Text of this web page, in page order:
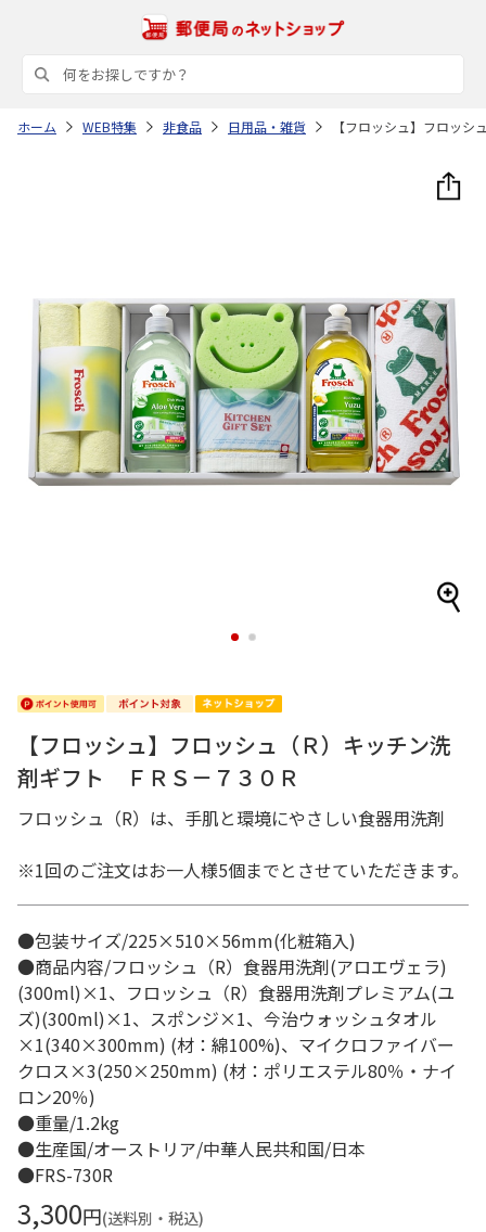
ホーム WEB特集 非食品 日用品・雑貨 【フロッシュ】フロッ
1 2
【フロッシュ】フロッシュ（Ｒ）キッチン洗
剤ギフト ＦＲＳ－７３０Ｒ
フロッシュ（R）は、手肌と環境にやさしい食器用洗剤
※1回のご注文はお一人様5個までとさせていただきます。
●包装サイズ/225×510×56mm(化粧箱入)
●商品内容/フロッシュ（R）食器用洗剤(アロエヴェラ)
(300ml)×1、フロッシュ（R）食器用洗剤プレミアム(ユ
ズ)(300ml)×1、スポンジ×1、今治ウォッシュタオル
×1(340×300mm) (材：綿100%)、マイクロファイバー
クロス×3(250×250mm) (材：ポリエステル80％・ナイ
ロン20％)
●重量/1.2kg
●生産国/オーストリア/中華人民共和国/日本
●FRS-730R
3,300円(送料別・税込)